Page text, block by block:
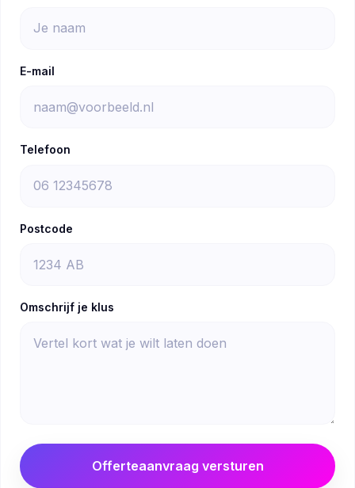
E-mail
Telefoon
Postcode
Omschrijf je klus
Offerteaanvraag versturen